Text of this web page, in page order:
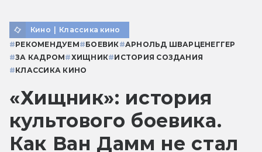
Кино | Классика кино
#РЕКОМЕНДУЕМ#БОЕВИК#АРНОЛЬД ШВАРЦЕНЕГГЕР
#ЗА КАДРОМ#ХИЩНИК#ИСТОРИЯ СОЗДАНИЯ
#КЛАССИКА КИНО
«Хищник»: история
культового боевика.
Как Ван Дамм не стал